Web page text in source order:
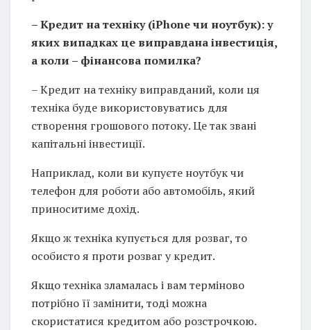
– Кредит на техніку (iPhone чи ноутбук): у
яких випадках це виправдана інвестиція,
а коли – фінансова помилка?
– Кредит на техніку виправданий, коли ця
техніка буде використовуватись для
створення грошового потоку. Це так звані
капітальні інвестиції.
Наприклад, коли ви купуєте ноутбук чи
телефон для роботи або автомобіль, який
приноситиме дохід.
Якщо ж техніка купується для розваг, то
особисто я проти розваг у кредит.
Якщо техніка зламалась і вам терміново
потрібно її замінити, тоді можна
скористатися кредитом або розстрочкою.